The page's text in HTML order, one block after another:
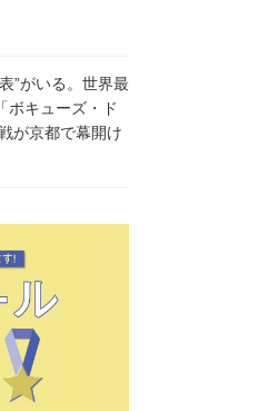
”がいる。世界最
ボキューズ・ド
が京都で幕開け